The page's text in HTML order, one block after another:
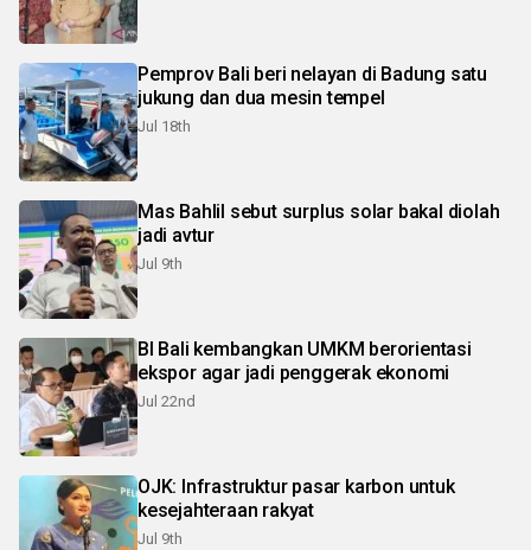
Pemprov Bali beri nelayan di Badung satu
jukung dan dua mesin tempel
Jul 18th
Mas Bahlil sebut surplus solar bakal diolah
jadi avtur
Jul 9th
BI Bali kembangkan UMKM berorientasi
ekspor agar jadi penggerak ekonomi
Jul 22nd
OJK: Infrastruktur pasar karbon untuk
kesejahteraan rakyat
Jul 9th